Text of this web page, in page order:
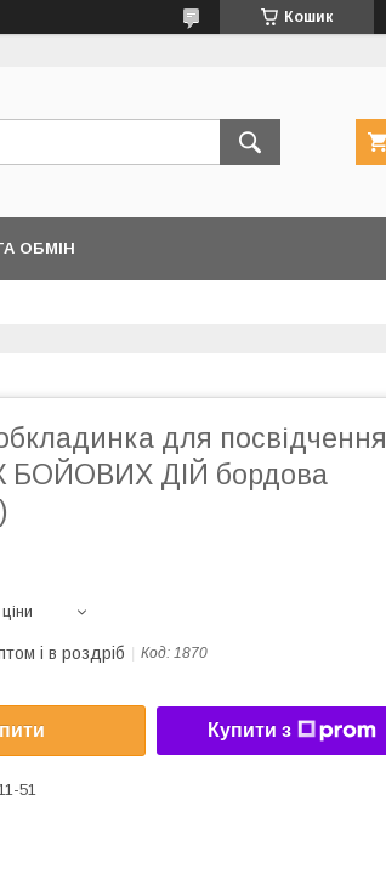
Кошик
ОБМІН
для посвідчення
БОЙОВИХ ДІЙ бордова
і в роздріб Код: 1870
Купити з
51